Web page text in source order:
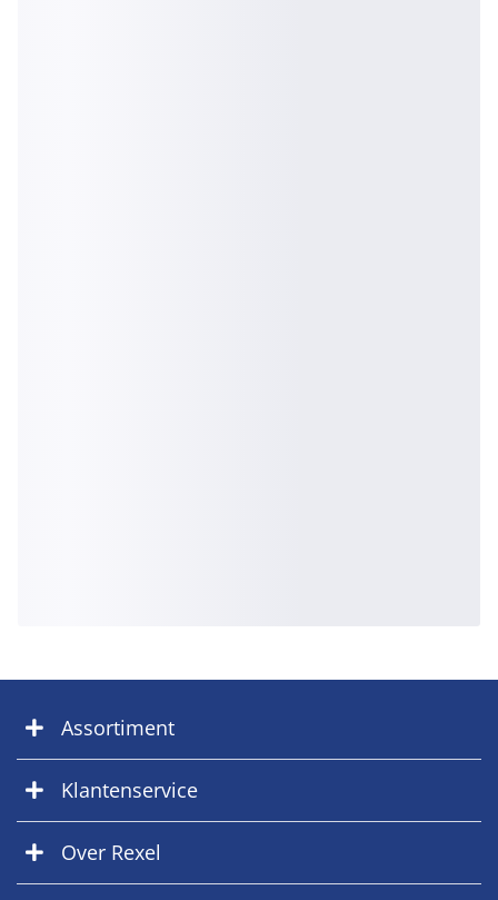
Assortiment
Klantenservice
Over Rexel